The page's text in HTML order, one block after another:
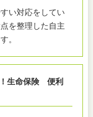
い対応をしてい
を整理した自主
。
生命保険 便利